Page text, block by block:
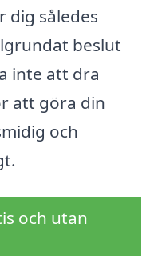
dig således
beslut
inte att dra
att göra din
och
och utan